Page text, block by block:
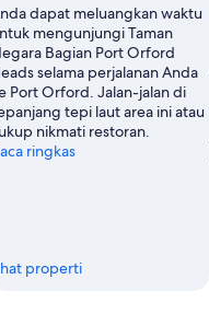
dapat meluangkan waktu
mengunjungi Taman
Bagian Port Orford
selama perjalanan Anda
Port Orford. Jalan-jalan di
tepi laut area ini atau
nikmati restoran.
ringkas
properti